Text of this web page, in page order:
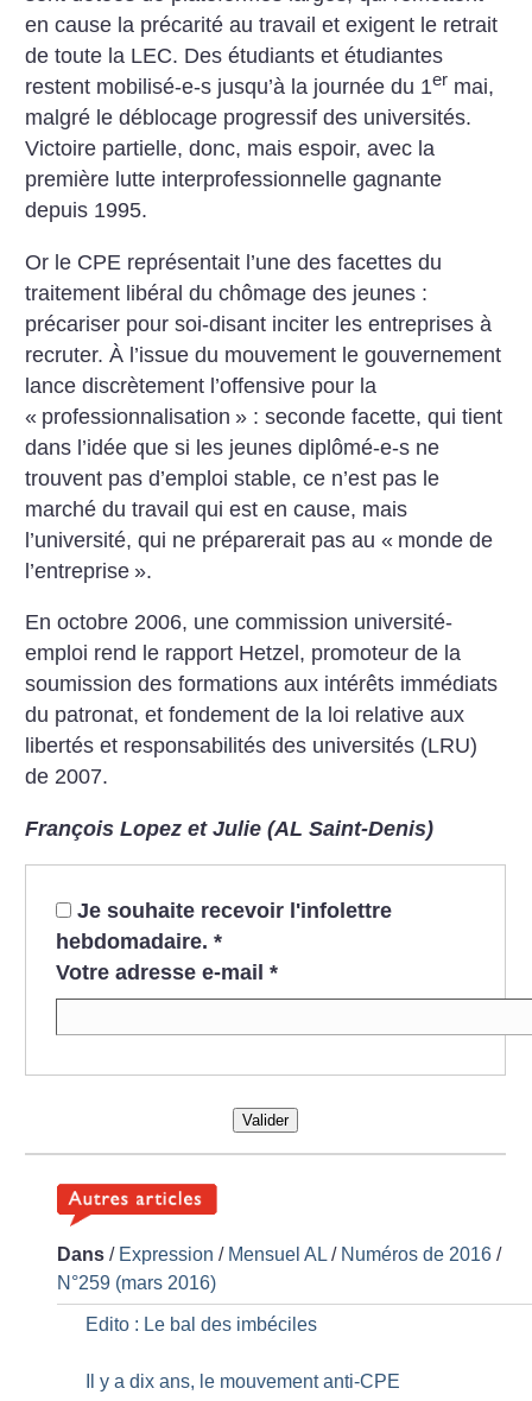
en cause la précarité au travail et exigent le retrait
de toute la LEC. Des étudiants et étudiantes
restent mobilisé-e-s jusqu’à la journée du 1er mai,
malgré le déblocage progressif des universités.
Victoire partielle, donc, mais espoir, avec la
première lutte interprofessionnelle gagnante
depuis 1995.
Or le CPE représentait l’une des facettes du
traitement libéral du chômage des jeunes :
précariser pour soi-disant inciter les entreprises à
recruter. À l’issue du mouvement le gouvernement
lance discrètement l’offensive pour la
« professionnalisation » : seconde facette, qui tient
dans l’idée que si les jeunes diplômé-e-s ne
trouvent pas d’emploi stable, ce n’est pas le
marché du travail qui est en cause, mais
l’université, qui ne préparerait pas au « monde de
l’entreprise ».
En octobre 2006, une commission université-
emploi rend le rapport Hetzel, promoteur de la
soumission des formations aux intérêts immédiats
du patronat, et fondement de la loi relative aux
libertés et responsabilités des universités (LRU)
de 2007.
François Lopez et Julie (AL Saint-Denis)
Je souhaite recevoir l'infolettre
hebdomadaire. *
Votre adresse e-mail *
Valider
Dans / Expression / Mensuel AL / Numéros de 2016 /
N°259 (mars 2016)
Edito : Le bal des imbéciles
Il y a dix ans, le mouvement anti-CPE